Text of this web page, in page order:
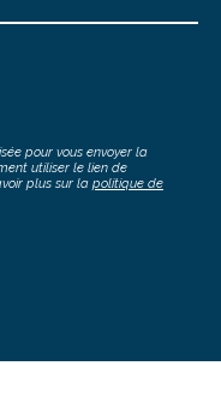
pour vous envoyer la
utiliser le lien de
plus sur la politique de